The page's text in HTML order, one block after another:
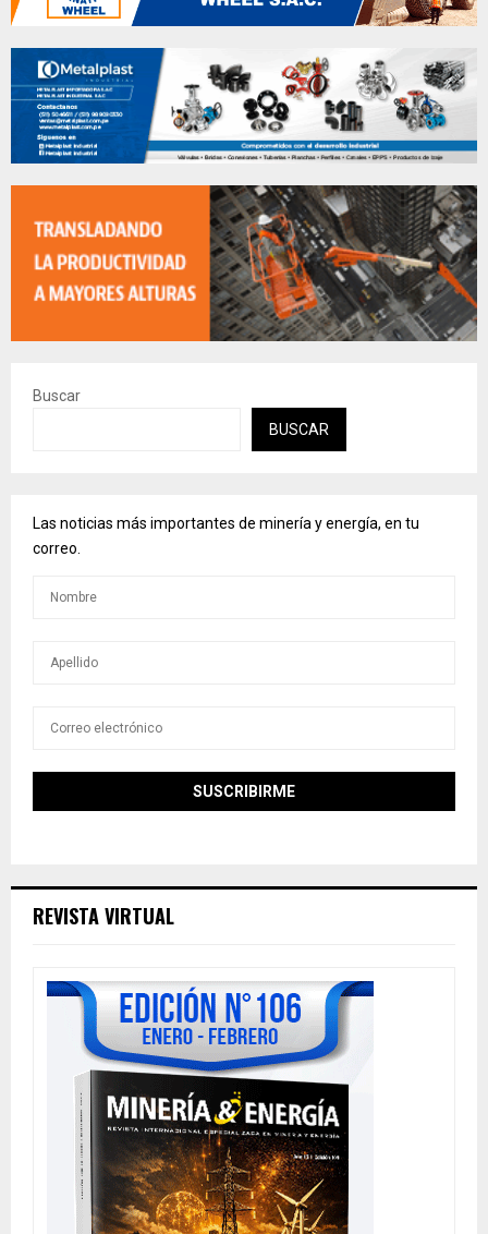
Buscar
BUSCAR
Las noticias más importantes de minería y energía, en tu
correo.
REVISTA VIRTUAL